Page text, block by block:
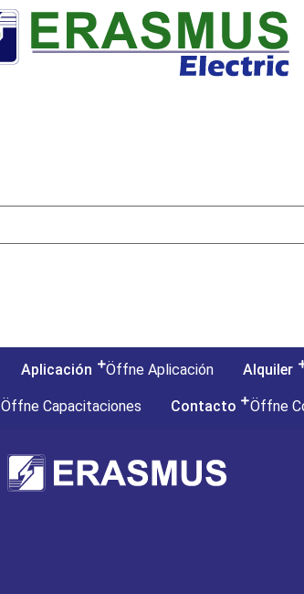
Aplicación Öffne Aplicación Alquiler
Öffne Capacitaciones Contacto Öffne